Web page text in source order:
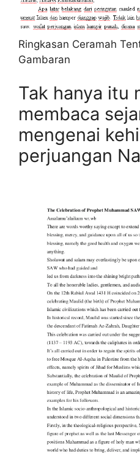
Ringkasan Ceramah
Gambaran
Tak hanya itu
membaca
mengenai
perjuangan